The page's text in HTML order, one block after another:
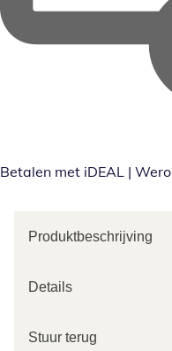
Betalen met iDEAL | Wero
Produktbeschrijving
Details
Stuur terug